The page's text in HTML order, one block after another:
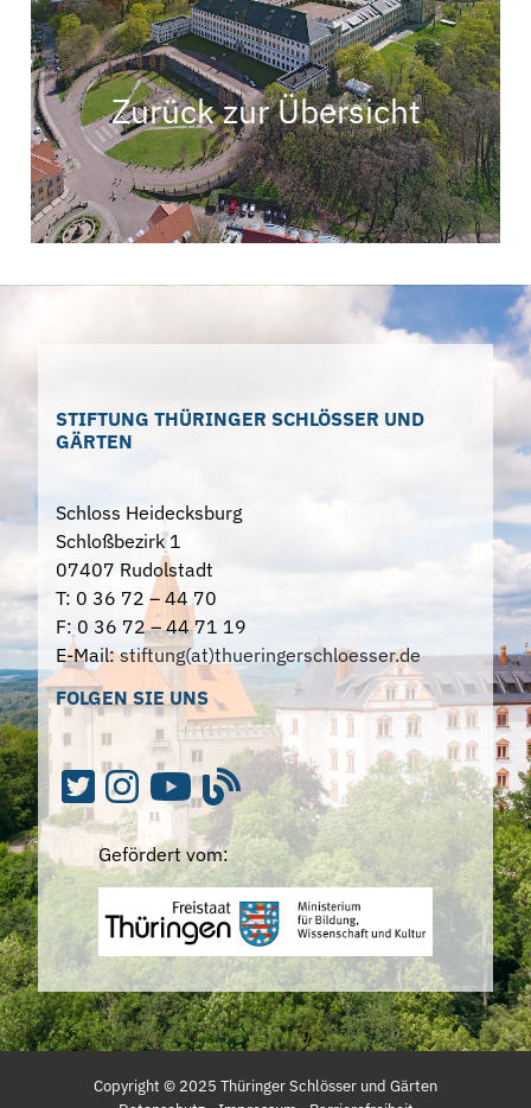
Zurück zur Übersicht
STIFTUNG THÜRINGER SCHLÖSSER UND
GÄRTEN
Schloss Heidecksburg
Schloßbezirk 1
07407 Rudolstadt
T: 0 36 72 – 44 70
F: 0 36 72 – 44 71 19
E-Mail:stiftung(at)thueringerschloesser.de
FOLGEN SIE UNS
Gefördert vom:
Copyright © 2025 Thüringer Schlösser und Gärten